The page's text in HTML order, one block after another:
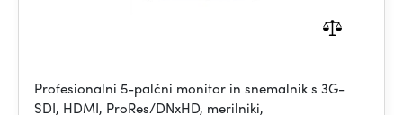
Profesionalni 5-palčni monitor in snemalnik s 3G-
SDI, HDMI, ProRes/DNxHD, merilniki,